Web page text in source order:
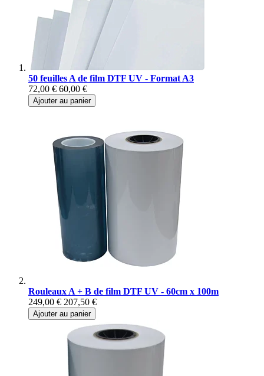
50 feuilles A de film DTF UV - Format A3
72,00 € 60,00 €
Ajouter au panier
Rouleaux A + B de film DTF UV - 60cm x 100m
249,00 € 207,50 €
Ajouter au panier